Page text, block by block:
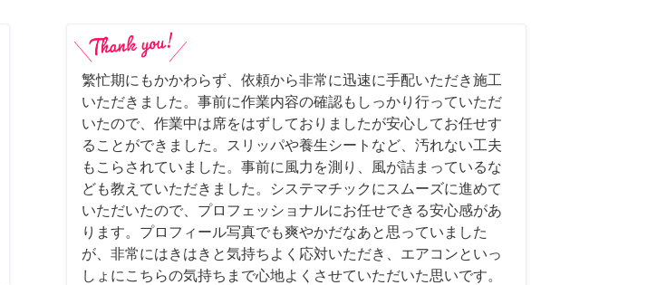
繁忙期にもかかわらず、依頼から非常に迅速に手配いただき施工
いただきました。事前に作業内容の確認もしっかり行っていただ
いたので、作業中は席をはずしておりましたが安心してお任せす
ることができました。スリッパや養生シートなど、汚れない工夫
もこらされていました。事前に風力を測り、風が詰まっているな
ども教えていただきました。システマチックにスムーズに進めて
いただいたので、プロフェッショナルにお任せできる安心感があ
ります。プロフィール写真でも爽やかだなあと思っていました
が、非常にはきはきと気持ちよく応対いただき、エアコンといっ
しょにこちらの気持ちまで心地よくさせていただいた思いです。